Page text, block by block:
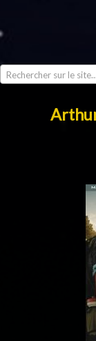
Rechercher sur le site...